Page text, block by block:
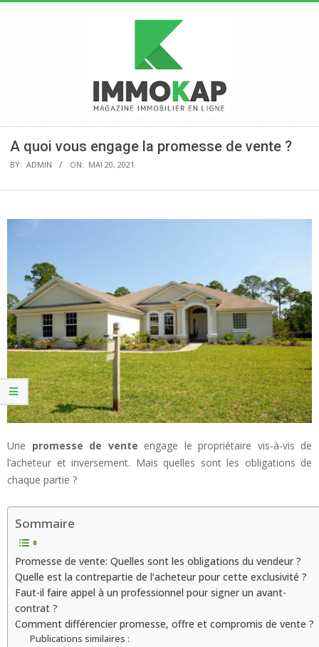
IMMOKAP
Navigation
Menu
A quoi vous engage la promesse de vente ?
BY: ADMIN ON: MAI 20, 2021
Une promesse de vente engage le propriétaire vis-à-vis de
l’acheteur et inversement. Mais quelles sont les obligations de
chaque partie ?
Sommaire
Promesse de vente: Quelles sont les obligations du vendeur ?
Quelle est la contrepartie de l’acheteur pour cette exclusivité ?
Faut-il faire appel à un professionnel pour signer un avant-
contrat ?
Comment différencier promesse, offre et compromis de vente ?
Publications similaires :